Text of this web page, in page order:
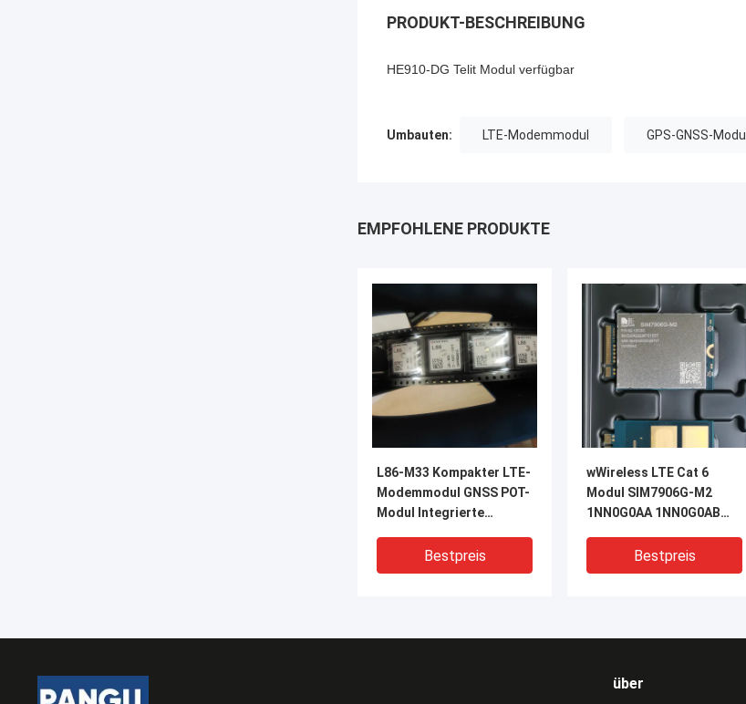
PRODUKT-BESCHREIBUNG
HE910-DG Telit Modul verfügbar
Umbauten: LTE-Modemmodul GPS-GNSS-Modul
EMPFOHLENE PRODUKTE
L86-M33 Kompakter LTE-
Modemmodul GNSS POT-
Modul Integrierte
Bestpreis
wWireless LTE Cat 6
Modul SIM7906G-M2
1NN0G0AA 1NN0G0AB
Bestpreis
über